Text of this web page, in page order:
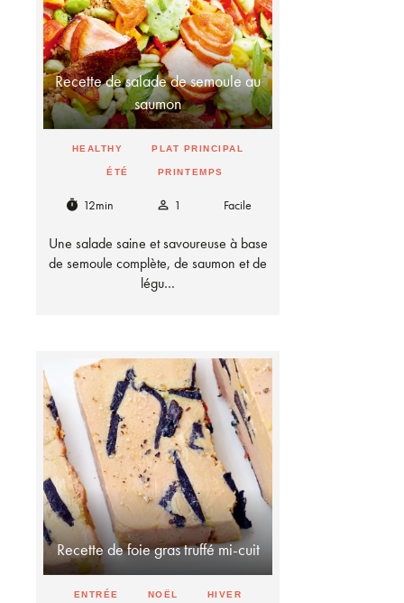
Recette de salade de semoule au
saumon
HEALTHY PLAT PRINCIPAL
ÉTÉ PRINTEMPS
timer 12min person_outline 1 Facile
Une salade saine et savoureuse à base
de semoule complète, de saumon et de
légu…
Recette de foie gras truffé mi-cuit
ENTRÉE NOËL HIVER